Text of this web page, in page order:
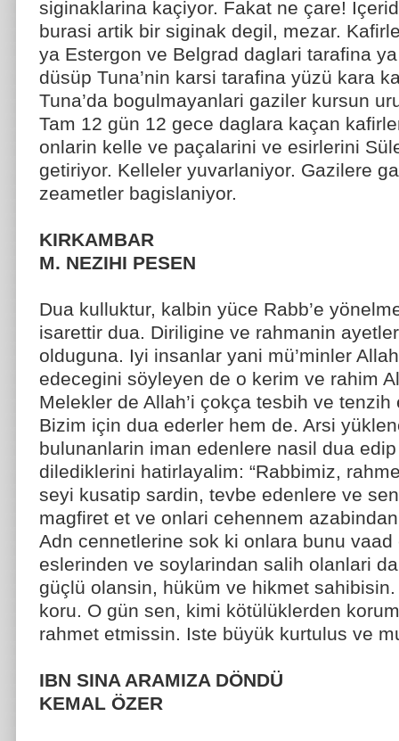
siginaklarina kaçiyor. Fakat ne çare!
burasi artik bir siginak degil, mezar.
ya Estergon ve Belgrad daglari tarafina
düsüp Tuna’nin karsi tarafina yüzü kara
Tuna’da bogulmayanlari gaziler kursun
Tam 12 gün 12 gece daglara kaçan
onlarin kelle ve paçalarini ve esirlerini
getiriyor. Kelleler yuvarlaniyor. Gazilere
zeametler bagislaniyor.
KIRKAMBAR
M. NEZIHI PESEN
Dua kulluktur, kalbin yüce Rabb’e
isarettir dua. Diriligine ve rahmanin
olduguna. Iyi insanlar yani mü’minler
edecegini söyleyen de o kerim ve rahim
Melekler de Allah’i çokça tesbih ve tenzih
Bizim için dua ederler hem de. Arsi
bulunanlarin iman edenlere nasil dua
dilediklerini hatirlayalim: “Rabbimiz,
seyi kusatip sardin, tevbe edenlere ve
magfiret et ve onlari cehennem
Adn cennetlerine sok ki onlara bunu
eslerinden ve soylarindan salih olanlari
güçlü olansin, hüküm ve hikmet
koru. O gün sen, kimi kötülüklerden
rahmet etmissin. Iste büyük kurtulus ve
IBN SINA ARAMIZA DÖNDÜ
KEMAL ÖZER